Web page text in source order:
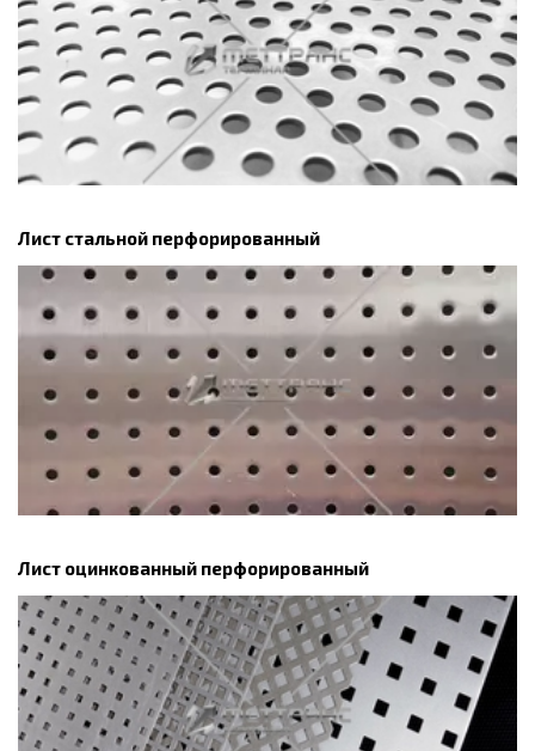
Лист стальной перфорированный
Лист оцинкованный перфорированный